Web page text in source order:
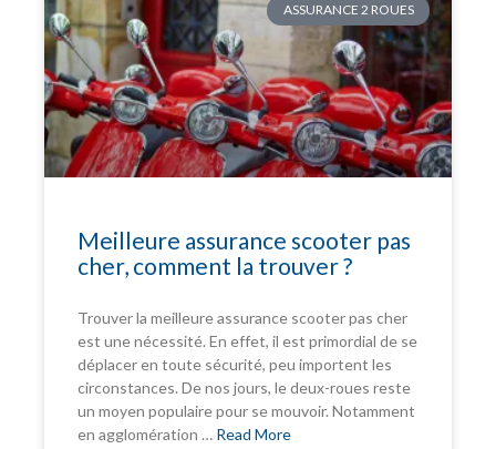
ASSURANCE 2 ROUES
Meilleure assurance scooter pas
cher, comment la trouver ?
Trouver la meilleure assurance scooter pas cher
est une nécessité. En effet, il est primordial de se
déplacer en toute sécurité, peu importent les
circonstances. De nos jours, le deux-roues reste
un moyen populaire pour se mouvoir. Notamment
en agglomération … Read More